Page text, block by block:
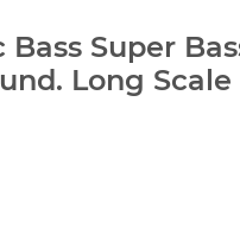
Super
Long